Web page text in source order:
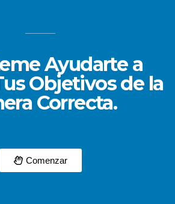
Ayudarte a
Objetivos de la
Correcta.
Comenzar